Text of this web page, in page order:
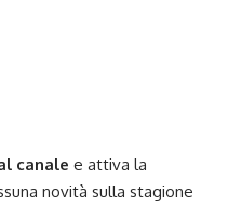
canale e attiva la
novità sulla stagione